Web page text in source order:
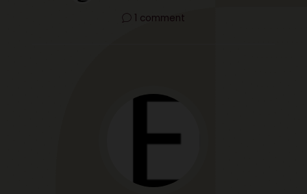
1 comment